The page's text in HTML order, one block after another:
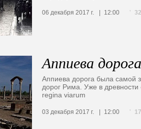
06 декабря 2017 г. 12:00
Аппиева дорога
Аппиева дорога была самой
дорог Рима. Уже в
regina viarum
03 декабря 2017 г. 12:00